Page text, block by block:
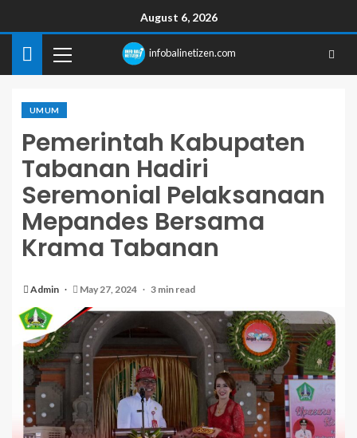
August 6, 2026
infobalinetizen.com
UMUM
Pemerintah Kabupaten
Tabanan Hadiri
Seremonial Pelaksanaan
Mepandes Bersama
Krama Tabanan
Admin May 27, 2024 3 min read